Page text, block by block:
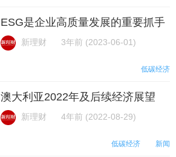
ESG是企业高质量发展的重要抓手
新理财 3年前 (2023-06-01)
低碳经济
澳大利亚2022年及后续经济展望
新理财 4年前 (2022-08-29)
低碳经济 新闻